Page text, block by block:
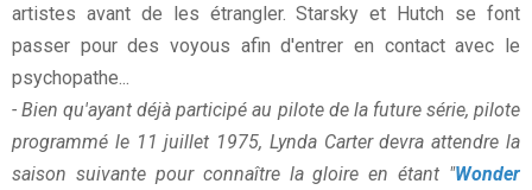
artistes avant de les étrangler. Starsky et Hutch se font
passer pour des voyous afin d'entrer en contact avec le
psychopathe...
- Bien qu'ayant déjà participé au pilote de la future série, pilote
programmé le 11 juillet 1975, Lynda Carter devra attendre la
saison suivante pour connaître la gloire en étant "Wonder